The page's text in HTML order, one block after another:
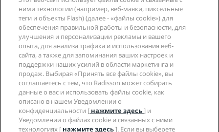
Направления
Новые и будущие отели
Приложение Radisson Hotels
Отели со статусом Sports Approved
Отели для семейного отдыха
Охрана здоровья и безопасность
Партнеры
Турагенты
Компания
Radisson Hotel Group
СМИ
Вакансии в RHG
Вакансии в PPHE
Вакансии в EHL
The Club by RHG
Возможности развития
Социально ответственный бизнес
Закупки
Юридическая информация
Центр конфиденциальности
Правовая оговорка
Условия и положения программы Radisson Rewards
Соглашение о пользовании сайтом
Цифровая доступность
Заявление о современном рабстве
Помощь
Уведомления для клиентов
Контактная информация
Часто задаваемые вопросы
Карта сайта
Социальные сети
Бренды Radisson Hotels
ними технологии (например, веб-маяки, пиксельные
теги и объекты Flash) (далее - «файлы cookie») для
обеспечения правильной работы и безопасности, для
улучшения и персонализации рекламы и вашего
опыта, для анализа трафика и использования веб-
сайта, а также для запоминания ваших настроек и
поддержки наших усилий в области маркетинга и
продаж. Выбирая «Принять все файлы cookie», вы
соглашаетесь с тем, что Radisson может собирать
данные о вас и использовать файлы cookie, как
описано в нашем Уведомлении о
конфиденциальности [ нажмите здесь] и
Уведомлении о файлах cookie и связанных с ними
технологиях [ нажмите здесь]. Если вы выберете